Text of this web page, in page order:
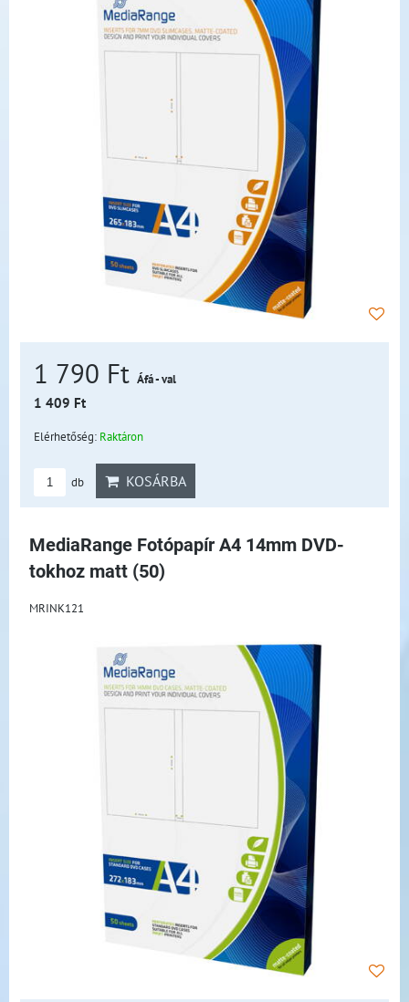
1 790 Ft Áfá - val
1 409 Ft
Elérhetőség: Raktáron
db KOSÁRBA
MediaRange Fotópapír A4 14mm DVD-
tokhoz matt (50)
MRINK121